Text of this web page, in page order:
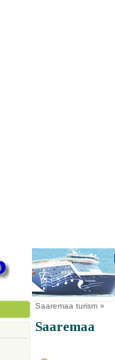
Saaremaa turism »
Saaremaa